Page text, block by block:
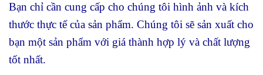
Bạn chỉ cần cung cấp cho chúng tôi hình ảnh và kích
thước thực tế của sản phẩm. Chúng tôi sẽ sản xuất cho
bạn một sản phẩm với giá thành hợp lý và chất lượng
tốt nhất.